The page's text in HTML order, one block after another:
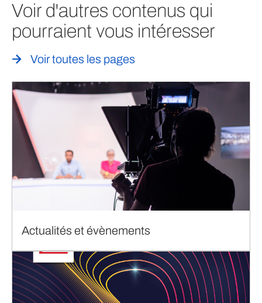
Voir d'autres contenus qui
pourraient vous intéresser
Voir toutes les pages
Actualités et évènements